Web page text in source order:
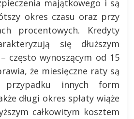
majątkowego i są
okres czasu oraz przy
procentowych. Kredyty
się dłuższym
często wynoszącym od 15
że miesięczne raty są
innych form
długi okres spłaty wiąże
całkowitym kosztem